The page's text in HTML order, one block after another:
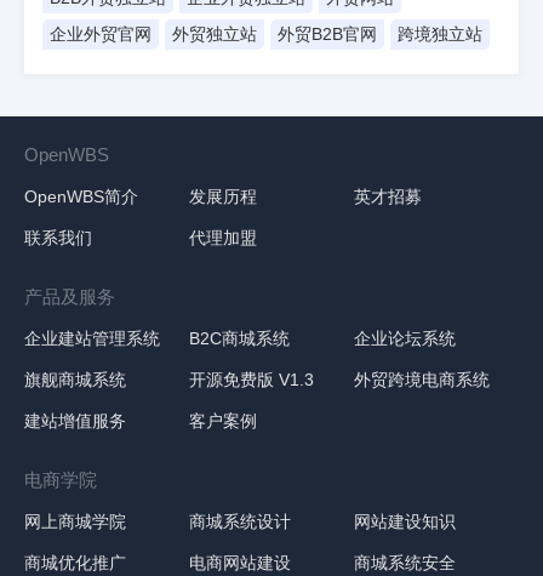
企业外贸官网
外贸独立站 外贸B2B官网 跨境独立站
OpenWBS
OpenWBS简介 发展历程 英才招募
联系我们 代理加盟
产品及服务
企业建站管理系统 B2C商城系统 企业论坛系统
旗舰商城系统 开源免费版 V1.3 外贸跨境电商系统
建站增值服务 客户案例
电商学院
网上商城学院 商城系统设计 网站建设知识
商城优化推广 电商网站建设 商城系统安全